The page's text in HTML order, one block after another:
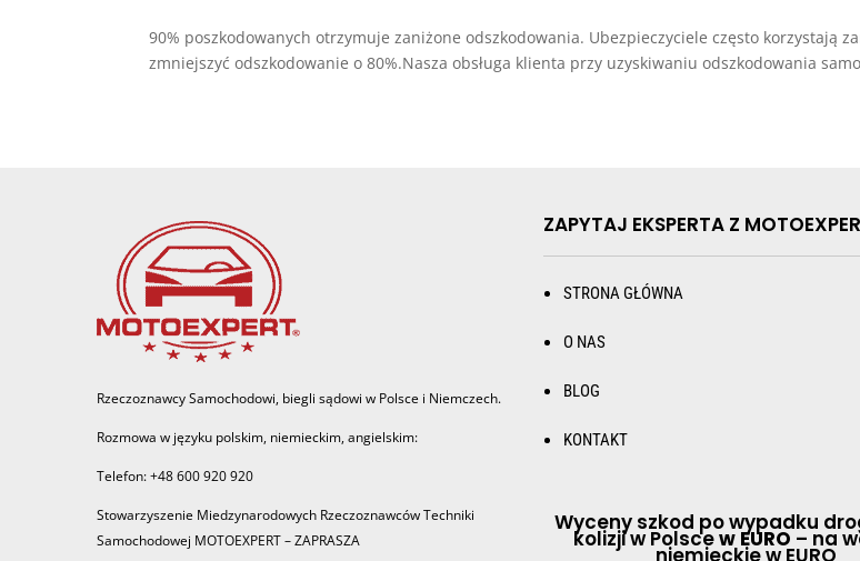
90% poszkodowanych otrzymuje zaniżone odszkodowania. Ubezpieczyciele często korzystają
zmniejszyć odszkodowanie o 80%.Nasza obsługa klienta przy uzyskiwaniu odszkodowania
Rzeczoznawcy Samochodowi, biegli sądowi w Polsce i Niemczech.
Rozmowa w języku polskim, niemieckim, angielskim:
Telefon: +48 600 920 920
Stowarzyszenie Miedzynarodowych Rzeczoznawców Techniki
Samochodowej MOTOEXPERT – ZAPRASZA
ZAPYTAJ EKSPERTA Z
STRONA GŁÓWNA
O NAS
BLOG
KONTAKT
Wyceny szkod po wypadku
kolizji w Polscew EURO – na